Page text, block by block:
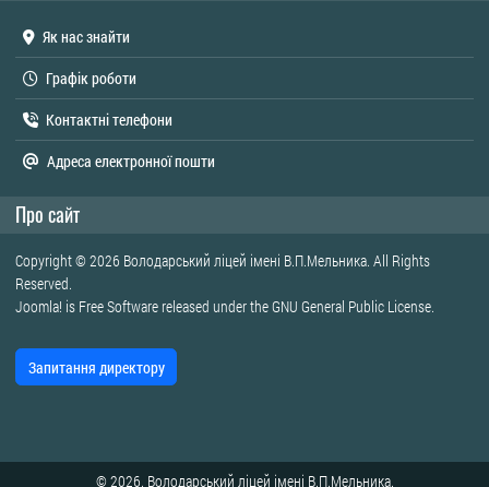
Як нас знайти
Графік роботи
Контактні телефони
Адреса електронної пошти
Про сайт
Copyright © 2026 Володарський ліцей імені В.П.Мельника. All Rights
Reserved.
Joomla! is Free Software released under theGNU General Public License.
Запитання директору
© 2026. Володарський ліцей імені В.П.Мельника.